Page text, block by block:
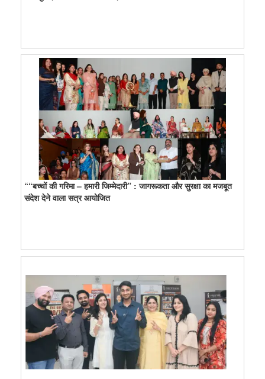
““बच्चों की गरिमा – हमारी जिम्मेदारी” : जागरूकता और सुरक्षा का मजबूत
संदेश देने वाला सत्र आयोजित